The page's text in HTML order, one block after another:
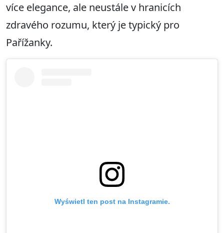
více elegance, ale neustále v hranicích
zdravého rozumu, který je typický pro
Pařížanky.
Wyświetl ten post na Instagramie.